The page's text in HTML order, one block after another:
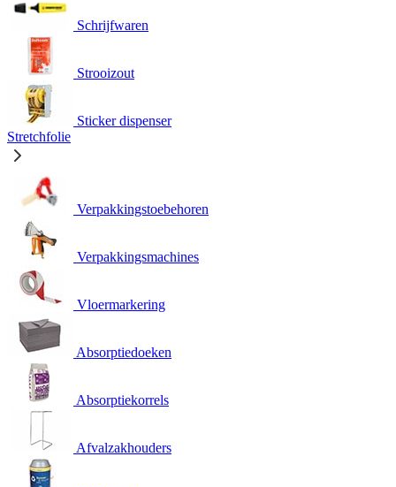
Schrijfwaren
Strooizout
Sticker dispenser
Stretchfolie
Verpakkingstoebehoren
Verpakkingsmachines
Vloermarkering
Absorptiedoeken
Absorptiekorrels
Afvalzakhouders